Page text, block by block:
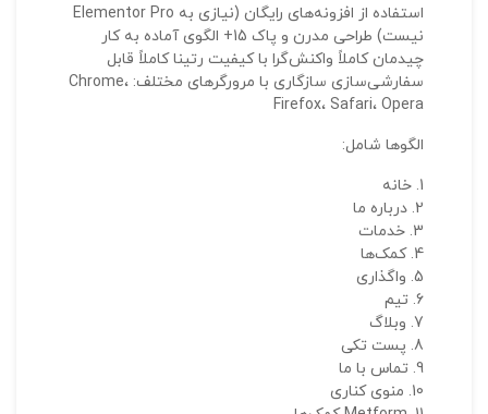
استفاده از افزونه‌های رایگان (نیازی به Elementor Pro
نیست) طراحی مدرن و پاک 15+ الگوی آماده به کار
چیدمان کاملاً واکنش‌گرا با کیفیت رتینا کاملاً قابل
سفارشی‌سازی سازگاری با مرورگرهای مختلف: Chrome،
Firefox، Safari، Opera
الگوها شامل:
خانه
درباره ما
خدمات
کمک‌ها
واگذاری
تیم
وبلاگ
پست تکی
تماس با ما
منوی کناری